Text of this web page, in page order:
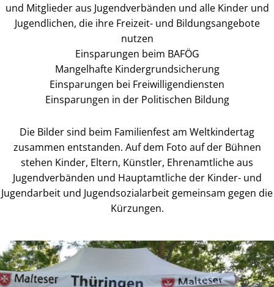
und Mitglieder aus Jugendverbänden und alle Kinder und
Jugendlichen, die ihre Freizeit- und Bildungsangebote
nutzen
Einsparungen beim BAFÖG
Mangelhafte Kindergrundsicherung
Einsparungen bei Freiwilligendiensten
Einsparungen in der Politischen Bildung
Die Bilder sind beim Familienfest am Weltkindertag
zusammen entstanden. Auf dem Foto auf der Bühnen
stehen Kinder, Eltern, Künstler, Ehrenamtliche aus
Jugendverbänden und Hauptamtliche der Kinder- und
Jugendarbeit und Jugendsozialarbeit gemeinsam gegen die
Kürzungen.